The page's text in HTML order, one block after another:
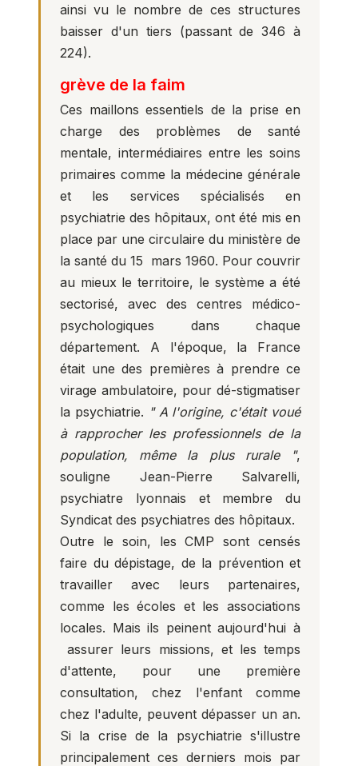
ainsi vu le nombre de ces structures
baisser d'un tiers (passant de 346 à
224).
grève de la faim
Ces maillons essentiels de la prise en
charge des problèmes de santé
mentale, intermédiaires entre les soins
primaires comme la médecine générale
et les services spécialisés en
psychiatrie des hôpitaux, ont été mis en
place par une circulaire du ministère de
la santé du 15 mars 1960. Pour couvrir
au mieux le territoire, le système a été
sectorisé, avec des centres médico-
psychologiques dans chaque
département. A l'époque, la France
était une des premières à prendre ce
virage ambulatoire, pour dé-stigmatiser
la psychiatrie. " A l'origine, c'était voué
à rapprocher les professionnels de la
population, même la plus rurale ",
souligne Jean-Pierre Salvarelli,
psychiatre lyonnais et membre du
Syndicat des psychiatres des hôpitaux.
Outre le soin, les CMP sont censés
faire du dépistage, de la prévention et
travailler avec leurs partenaires,
comme les écoles et les associations
locales. Mais ils peinent aujourd'hui à
assurer leurs missions, et les temps
d'attente, pour une première
consultation, chez l'enfant comme
chez l'adulte, peuvent dépasser un an.
Si la crise de la psychiatrie s'illustre
principalement ces derniers mois par